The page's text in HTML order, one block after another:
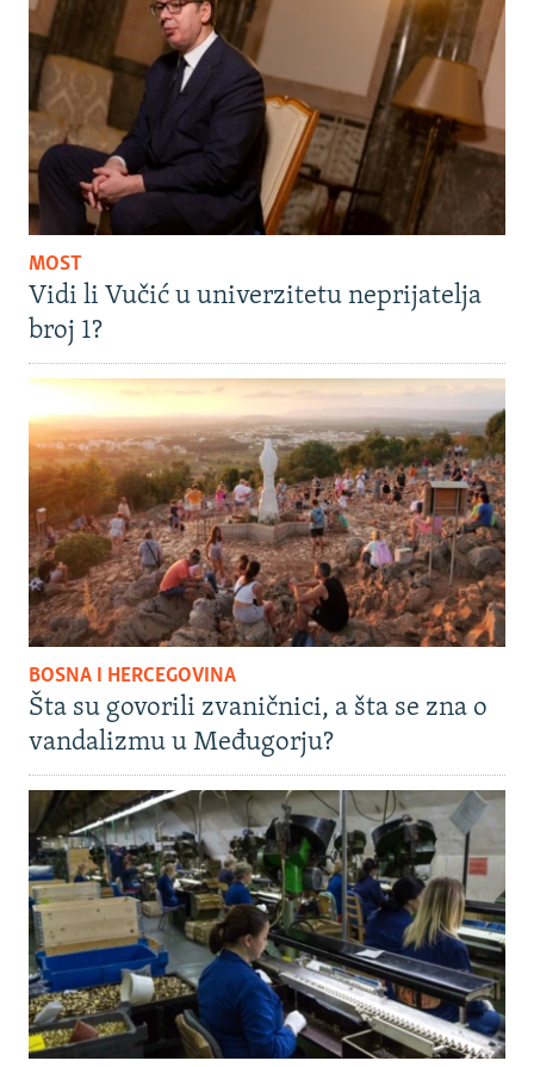
MOST
Vidi li Vučić u univerzitetu neprijatelja
broj 1?
BOSNA I HERCEGOVINA
Šta su govorili zvaničnici, a šta se zna o
vandalizmu u Međugorju?